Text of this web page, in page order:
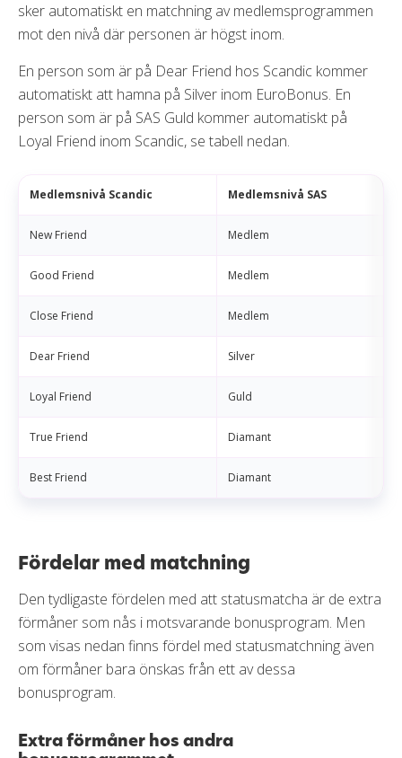
sker automatiskt en matchning av medlemsprogrammen
mot den nivå där personen är högst inom.
En person som är på Dear Friend hos Scandic kommer
automatiskt att hamna på Silver inom EuroBonus. En
person som är på SAS Guld kommer automatiskt på
Loyal Friend inom Scandic, se tabell nedan.
Medlemsnivå Scandic Medlemsnivå SAS
New Friend Medlem
Good Friend Medlem
Close Friend Medlem
Dear Friend Silver
Loyal Friend Guld
True Friend Diamant
Best Friend Diamant
Fördelar med matchning
Den tydligaste fördelen med att statusmatcha är de extra
förmåner som nås i motsvarande bonusprogram. Men
som visas nedan finns fördel med statusmatchning även
om förmåner bara önskas från ett av dessa
bonusprogram.
Extra förmåner hos andra